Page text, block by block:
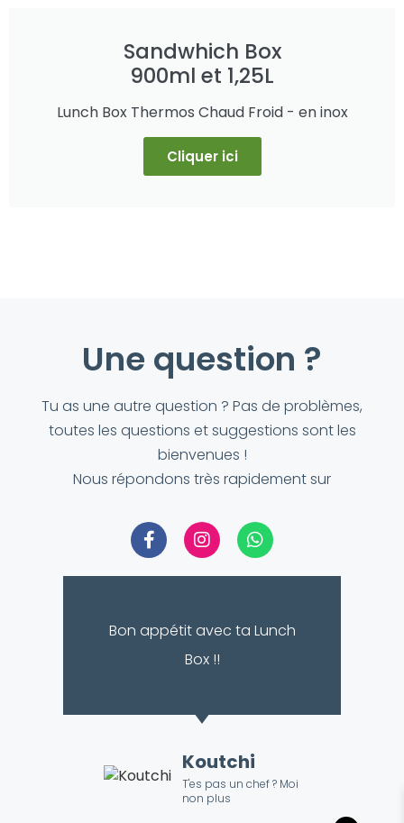
Sandwhich Box
900ml et 1,25L
Lunch Box Thermos Chaud Froid - en inox
Cliquer ici
Une question ?
Tu as une autre question ? Pas de problèmes,
toutes les questions et suggestions sont les
bienvenues !
Nous répondons très rapidement sur
Bon appétit avec ta Lunch
Box !!
Koutchi
T'es pas un chef ? Moi
non plus